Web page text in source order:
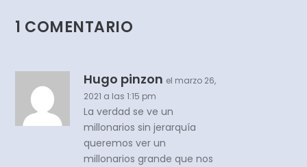
1 COMENTARIO
Hugo pinzon el marzo 26,
2021 a las 1:15 pm
La verdad se ve un
millonarios sin jerarquía
queremos ver un
millonarios grande que nos